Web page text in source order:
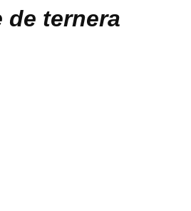
de ternera